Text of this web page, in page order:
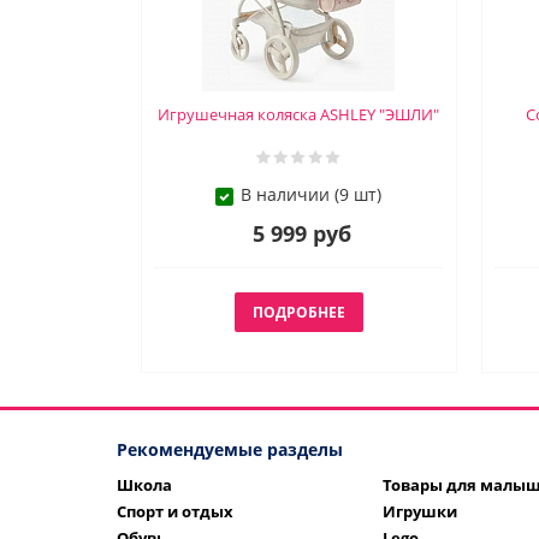
Игрушечная коляска ASHLEY "ЭШЛИ"
В наличии (9 шт)
5 999 руб
ПОДРОБНЕЕ
Рекомендуемые разделы
Школа
Спорт и отдых
Товары для
Игрушки